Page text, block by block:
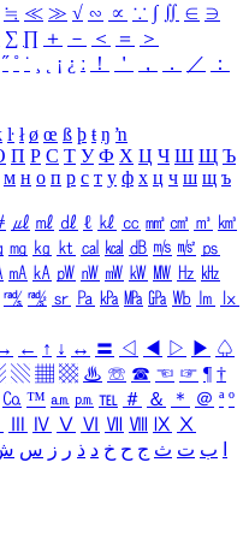
≒ ≪ ≫ √ ∽ ∝ ∵ ∫ ∬ ∈ ∋
∑ ∏ ＋ － ＜ ＝
＞
˝ ˚ ˙ ¸ ¡ ¿ ː ！ ＇ ， ． ／
：
ŀ ł ø œ ß þ ŧ ŋ ŉ
П Р С Т У Ф Х Ц Ч Ш Щ Ъ
м н о п р с т у ф х ц ч ш щ ъ
㎕ ㎖ ㎗ ℓ ㎘ ㏄ ㎣ ㎤ ㎥ ㎦
㎎ ㎏ ㏏ ㎈ ㎉ ㏈ ㎧ ㎨ ㎰
㎃ ㎄ ㎺ ㎻ ㎽ ㎾ ㎿ ㎐ ㎑
㎮ ㎯ ㏛ ㎩ ㎪ ㎫ ㎬ ㏝ ㏐
㏓
← ↑ ↓ ↔ 〓 ◁ ◀ ▷ ▶ ♤
▧ ▦ ▩ ♨ ☏ ☎ ☜ ☞ ¶ †
㏇ ™ ㏂ ㏘ ℡ ＃ ＆ ＊ ＠ ª º
Ⅳ Ⅴ Ⅵ Ⅶ Ⅷ Ⅸ Ⅹ
ب ت ث ج ح خ د ذ ر ز س